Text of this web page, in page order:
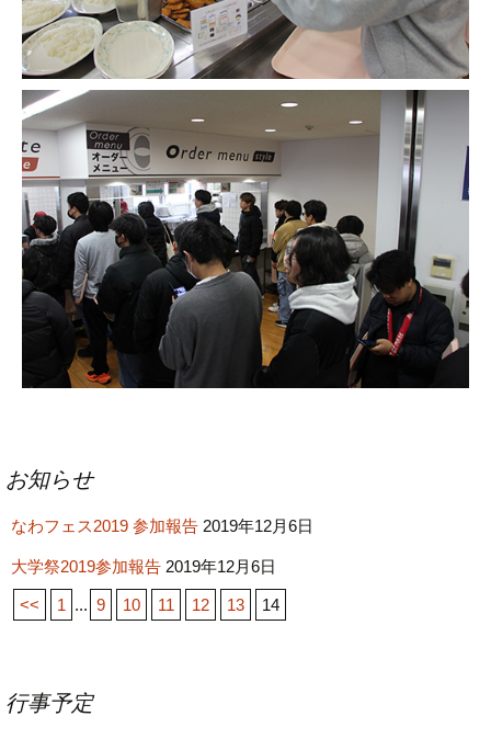
投
稿
ナ
ビ
ゲ
ー
ン
お知らせ
なわフェス2019 参加報告 2019年12月6日
大学祭2019参加報告 2019年12月6日
<< 1 ... 9 10 11 12 13 14
行事予定